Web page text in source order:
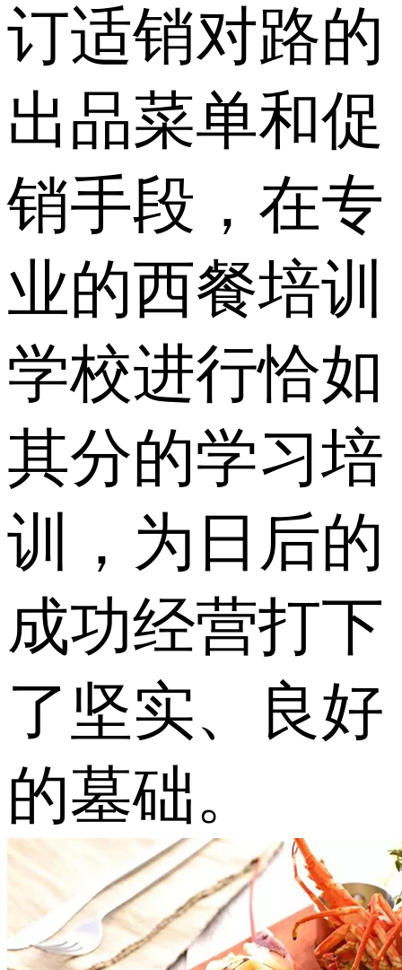
订适销对路的
出品菜单和促
销手段，在专
业的西餐培训
学校进行恰如
其分的学习培
训，为日后的
成功经营打下
了坚实、良好
的墓础。